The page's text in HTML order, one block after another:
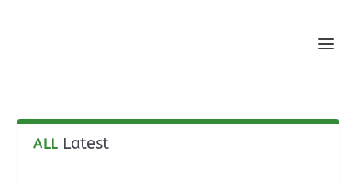
ALL Latest